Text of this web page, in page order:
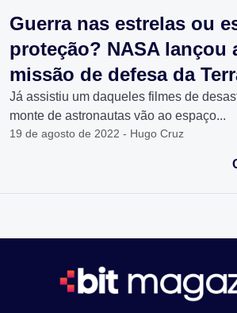
Guerra nas estrelas ou
proteção? NASA lançou
missão de defesa da
Já assistiu um daqueles filmes de
monte de astronautas vão ao espaço...
19 de agosto de 2022 - Hugo Cruz